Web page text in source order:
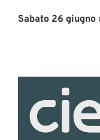
Sabato 26 giugno